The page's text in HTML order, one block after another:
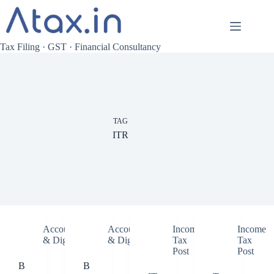
Skip
content
Tax Filing · GST · Financial Consultancy
TAG
ITR
Accounting
& Digital
B
Accounting
& Digital
B
Income
Tax
Post
Income
Tax
Post